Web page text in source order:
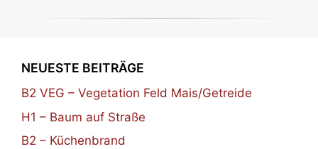
NEUESTE BEITRÄGE
B2 VEG – Vegetation Feld Mais/Getreide
H1 – Baum auf Straße
B2 – Küchenbrand